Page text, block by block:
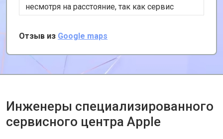
несмотря на расстояние, так как сервис
хороший и цены адекватные. К тому же, у
них есть удобная услуга вызова курьера,
забирает и привозит почти за даром!
Отзыв из Google maps
Инженеры специализированного
сервисного центра Apple